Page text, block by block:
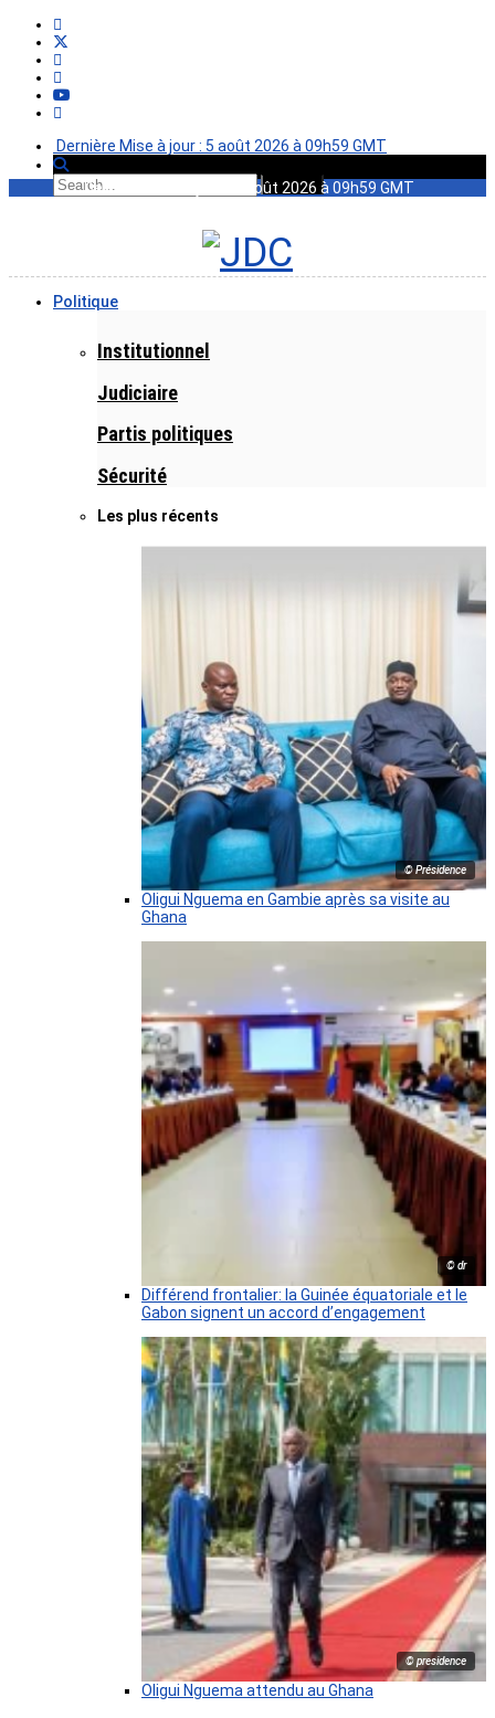
Dernière Mise à jour : 5 août 2026 à 09h59 GMT
Dernière Mise à jour : 5 août 2026 à 09h59 GMT
Politique
Institutionnel
Judiciaire
Partis politiques
Sécurité
Les plus récents
© Présidence
Oligui Nguema en Gambie après sa visite au
Ghana
© dr
Différend frontalier: la Guinée équatoriale et le
Gabon signent un accord d’engagement
© presidence
Oligui Nguema attendu au Ghana